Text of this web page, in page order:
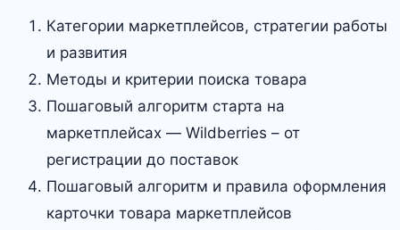
Категории маркетплейсов, стратегии работы
и развития
Методы и критерии поиска товара
Пошаговый алгоритм старта на
маркетплейсах — Wildberries – от
регистрации до поставок
Пошаговый алгоритм и правила оформления
карточки товара маркетплейсов